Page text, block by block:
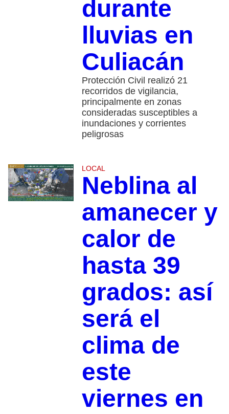
durante
lluvias en
Culiacán
Protección Civil realizó 21
recorridos de vigilancia,
principalmente en zonas
consideradas susceptibles a
inundaciones y corrientes
peligrosas
LOCAL
Neblina al
amanecer y
calor de
hasta 39
grados: así
será el
clima de
este
viernes en